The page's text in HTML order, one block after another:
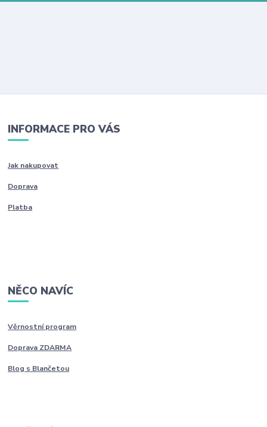
INFORMACE PRO VÁS
Jak nakupovat
Doprava
Platba
NĚCO NAVÍC
Věrnostní program
Doprava ZDARMA
Blog s Blančetou